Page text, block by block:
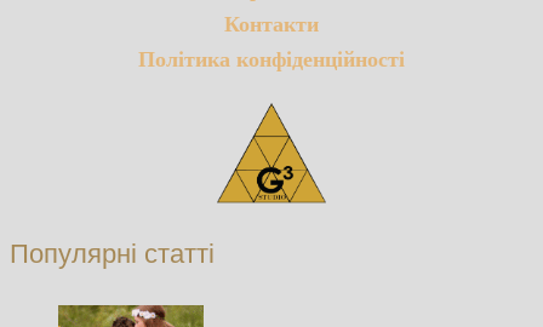
Контакти
Політика конфіденційності
Популярні статті